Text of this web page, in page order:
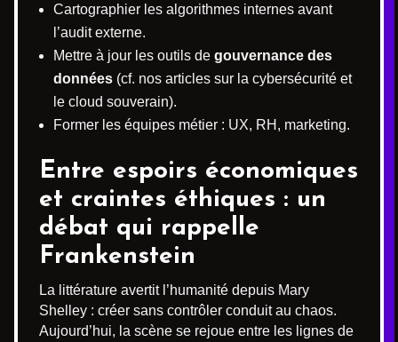
Cartographier les algorithmes internes avant
l’audit externe.
Mettre à jour les outils de gouvernance des
données (cf. nos articles sur la cybersécurité et
le cloud souverain).
Former les équipes métier : UX, RH, marketing.
Entre espoirs économiques
et craintes éthiques : un
débat qui rappelle
Frankenstein
La littérature avertit l’humanité depuis Mary
Shelley : créer sans contrôler conduit au chaos.
Aujourd’hui, la scène se rejoue entre les lignes de